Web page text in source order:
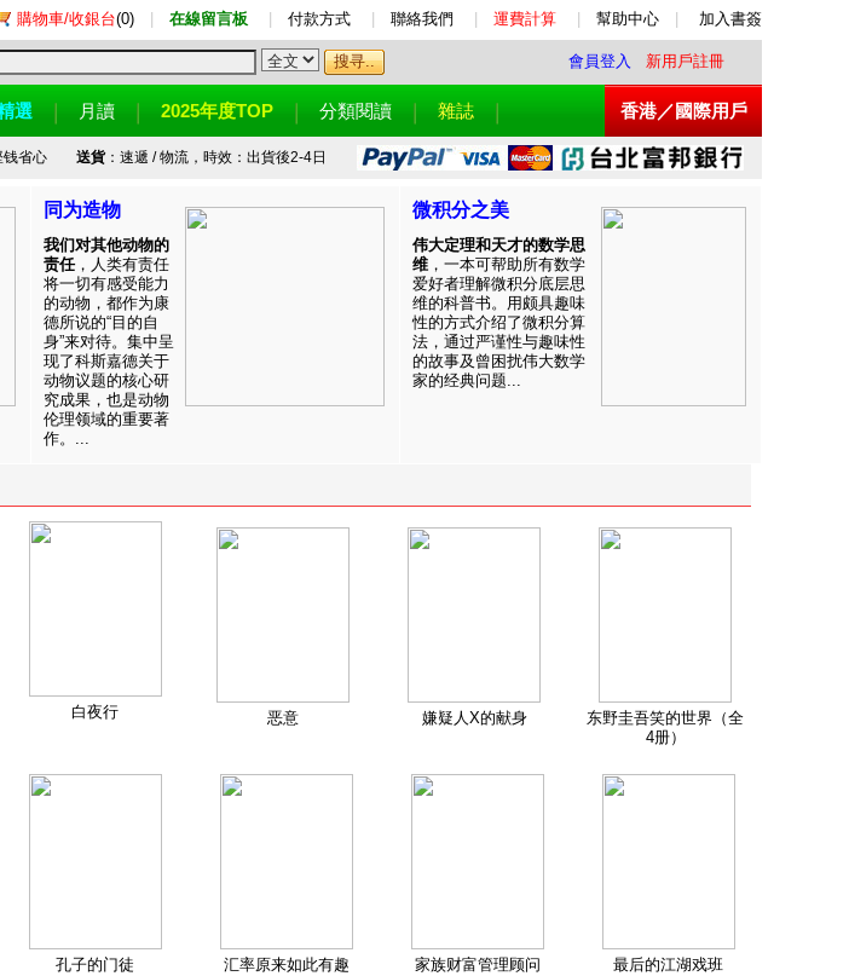
購物車/收銀台(0) 在線留言板 付款方式 聯絡我們 運費計算 幫助中心 加入書簽
會員登入 新用戶註冊
選 月讀 2025年度TOP 分類閱讀 雜誌 香港／國際用戶
省心 送貨：速遞 / 物流，時效：出貨後2-4日
同为造物
我们对其他动物的
责任，人类有责任
将一切有感受能力
的动物，都作为康
德所说的“目的自
身”来对待。集中呈
现了科斯嘉德关于
动物议题的核心研
究成果，也是动物
伦理领域的重要著
作。...
微积分之美
伟大定理和天才的数学思
维 ，一本可帮助所有数学
爱好者理解微积分底层思
维的科普书。用颇具趣味
性的方式介绍了微积分算
法，通过严谨性与趣味性
的故事及曾困扰伟大数学
家的经典问题...
白夜行 恶意 嫌疑人X的献身
东野圭吾笑的世界（全
4册）
孔子的门徒 汇率原来如此有趣 家族财富管理顾问 最后的江湖戏班